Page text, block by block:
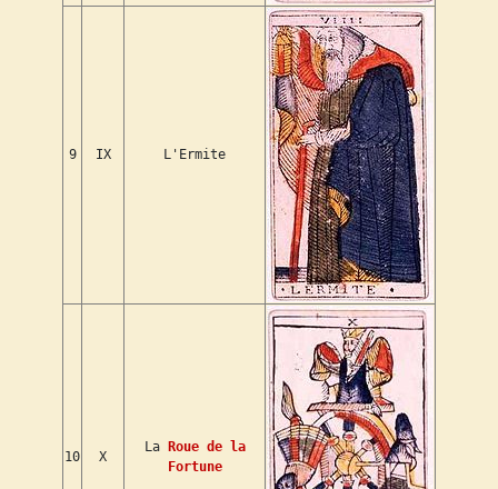
9 IX L'Ermite
10 X
La
Roue de la
Fortune